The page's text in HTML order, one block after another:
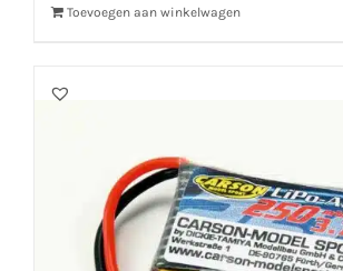
Toevoegen aan winkelwagen